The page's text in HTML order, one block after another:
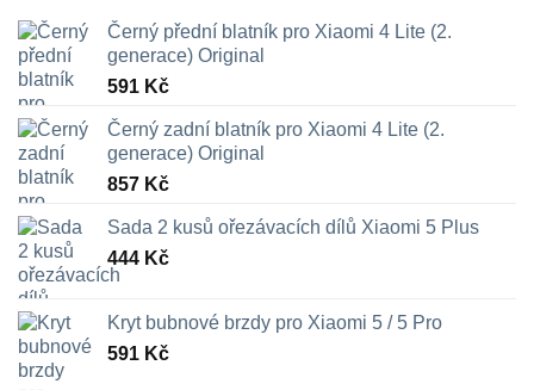
Černý přední blatník pro Xiaomi 4 Lite (2.
generace) Original
591 Kč
Černý zadní blatník pro Xiaomi 4 Lite (2.
generace) Original
857 Kč
Sada 2 kusů ořezávacích dílů Xiaomi 5 Plus
444 Kč
Kryt bubnové brzdy pro Xiaomi 5 / 5 Pro
591 Kč